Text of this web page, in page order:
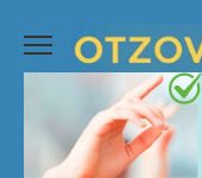
содержанию